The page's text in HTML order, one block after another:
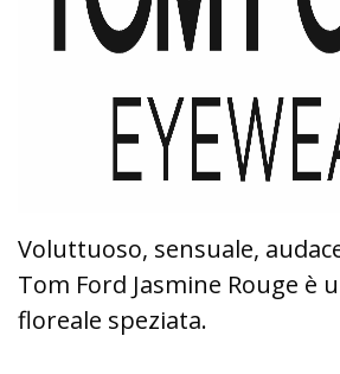
Voluttuoso, sensuale,
Tom Ford Jasmine Rouge è
floreale speziata.